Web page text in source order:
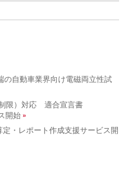
自動車業界向け電磁両立性試
限）対応 適合宣言書
開始
・レポート作成支援サービス開